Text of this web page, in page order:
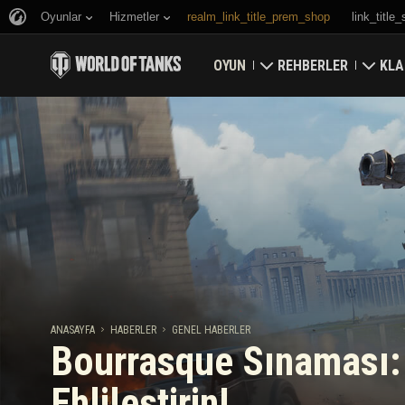
Oyunlar Hizmetler realm_link_title_prem_shop
OYUN
Hemen İndirin
Reytingler
Güncellemeler
Tankopedi
Müzik
REHBERLER
Yeni Başlayanlar
Oyun Ekonomisi
Hesap Güvenliği
Adil Oyun Politikası
Wargaming.net Game
Kale
ANASAYFA HABERLER GENEL HABERLER
Bourrasque